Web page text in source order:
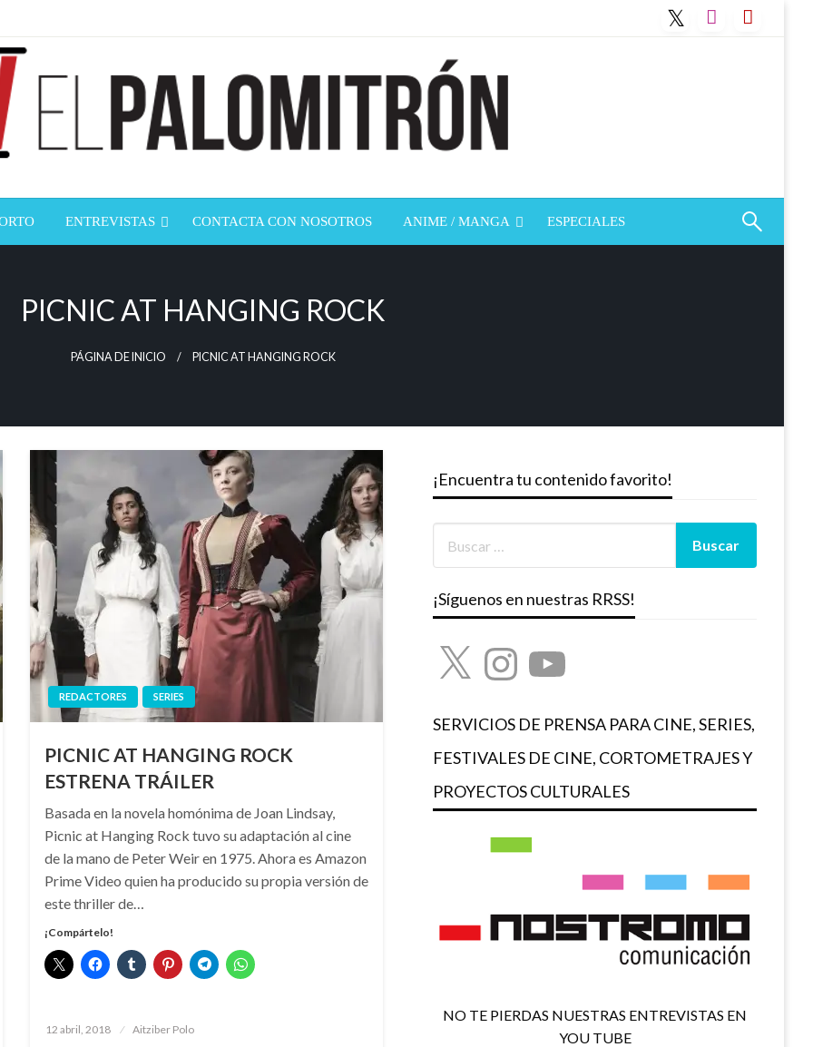
ENTREVISTAS CONTACTA CON NOSOTROS ANIME / MANGA ESPECIALES
PICNIC AT HANGING ROCK
PÁGINA DE INICIO PICNIC AT HANGING ROCK
REDACTORES SERIES
PICNIC AT HANGING ROCK
ESTRENA TRÁILER
Basada en la novela homónima de Joan Lindsay,
Picnic at Hanging Rock tuvo su adaptación al cine
de la mano de Peter Weir en 1975. Ahora es Amazon
Prime Video quien ha producido su propia versión de
este thriller de…
¡Compártelo!
Publicado
12 abril, 2018 Aitziber Polo
¡Encuentra tu contenido favorito!
¡Síguenos en nuestras RRSS!
X InstagramYouTube
SERVICIOS DE PRENSA PARA CINE, SERIES,
FESTIVALES DE CINE, CORTOMETRAJES Y
PROYECTOS CULTURALES
NO TE PIERDAS NUESTRAS ENTREVISTAS EN
YOU TUBE